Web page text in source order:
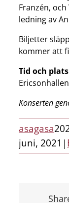
Franzén,
ledning av
Biljetter
kommer att
Tid och
Ericsonhallen
Konserten
asagasa
juni, 2021 |